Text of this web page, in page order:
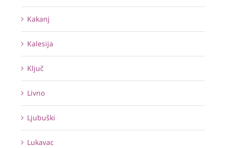
Kakanj
Kalesija
Ključ
Livno
Ljubuški
Lukavac